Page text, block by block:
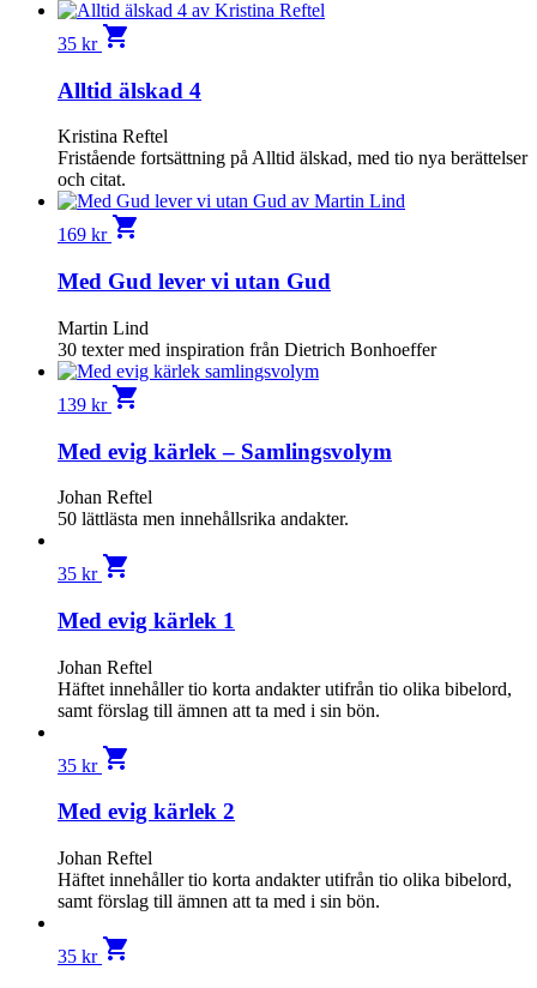
35 kr shopping_cart
Alltid älskad 4
Kristina Reftel
Fristående fortsättning på Alltid älskad, med tio nya berättelser
och citat.
169 kr shopping_cart
Med Gud lever vi utan Gud
Martin Lind
30 texter med inspiration från Dietrich Bonhoeffer
139 kr shopping_cart
Med evig kärlek – Samlingsvolym
Johan Reftel
50 lättlästa men innehållsrika andakter.
35 kr shopping_cart
Med evig kärlek 1
Johan Reftel
Häftet inne­håller tio korta andakter utifrån tio olika bibelord,
samt förslag till ämnen att ta med i sin bön.
35 kr shopping_cart
Med evig kärlek 2
Johan Reftel
Häftet inne­håller tio korta andakter utifrån tio olika bibelord,
samt förslag till ämnen att ta med i sin bön.
35 kr shopping_cart